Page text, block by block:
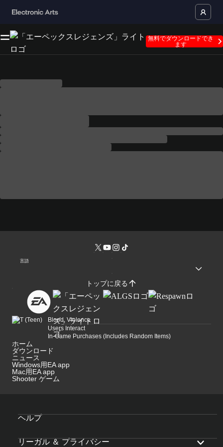
無料でダウンロードでき
ます
言語
トップに戻る
Blood, Violence
Users Interact
In-Game Purchases (Includes Random Items)
ホーム
ダウンロード
ニュース
Windows用EA app
Mac用EA app
Shooter ゲーム
ヘルプ
リーガル ＆ プライバシー